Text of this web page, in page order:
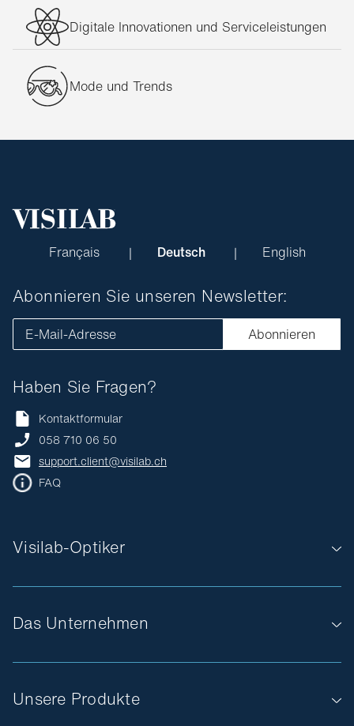
Digitale Innovationen und Serviceleistungen
Mode und Trends
Français Deutsch English
Das Unternehmen
Unsere Produkte
Visilab-Optiker
Haben Sie Fragen?
Kontaktformular
058 710 06 50
support.client@visilab.ch
FAQ
Abonnieren Sie unseren Newsletter:
E-Mail-Adresse Abonnieren